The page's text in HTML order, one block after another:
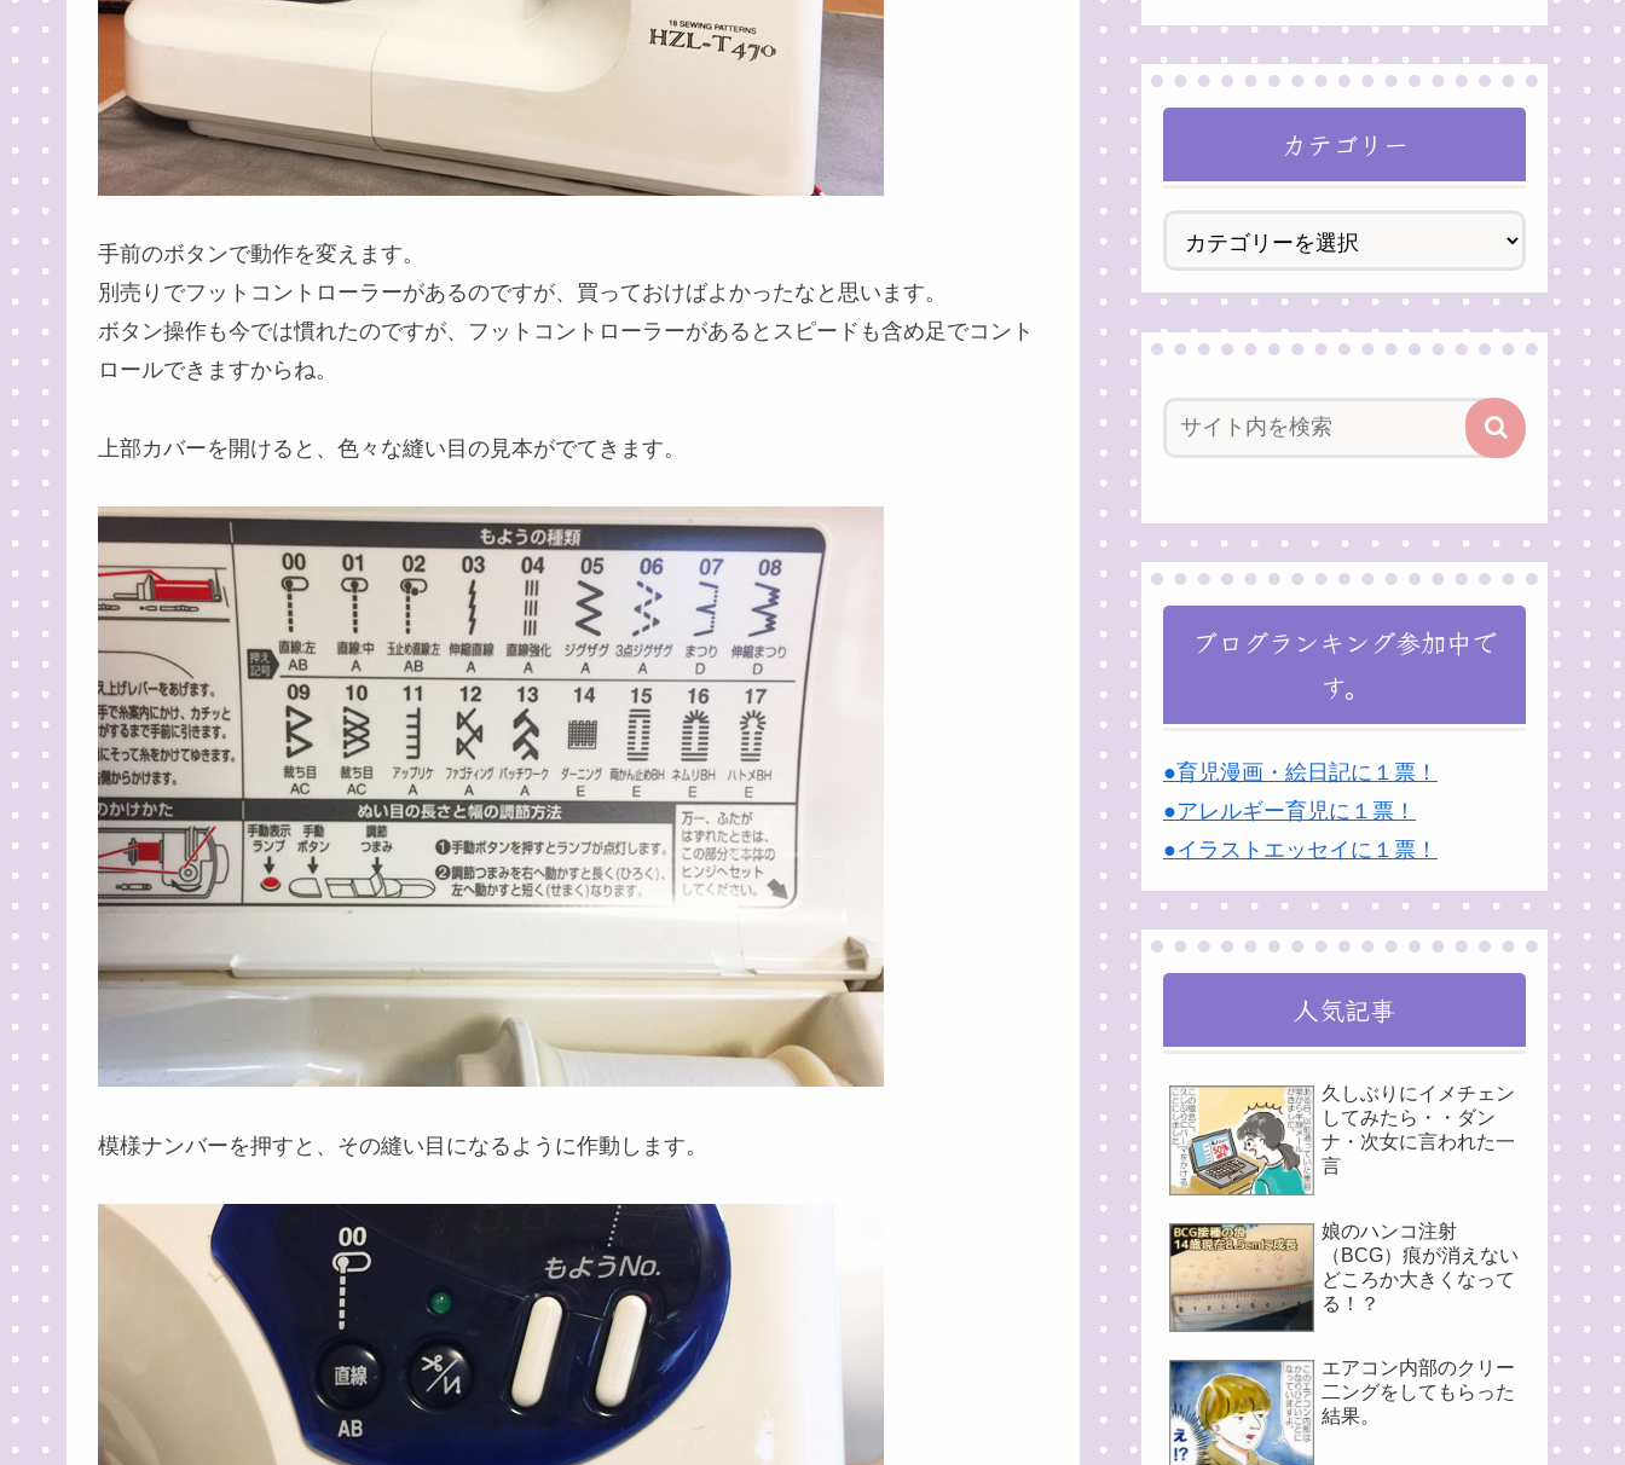
手前のボタンで動作を変えます。
別売りでフットコントローラーがあるのですが、買っておけばよかったなと思います。
ボタン操作も今では慣れたのですが、フットコントローラーがあるとスピードも含め足でコント
ロールできますからね。
上部カバーを開けると、色々な縫い目の見本がでてきます。
模様ナンバーを押すと、その縫い目になるように作動します。
カテゴリー
ブログランキング参加中で
す。
●育児漫画・絵日記に１票！
●アレルギー育児に１票！
●イラストエッセイに１票！
人気記事
久しぶりにイメチェン
してみたら・・ダン
ナ・次女に言われた一
言
娘のハンコ注射
（BCG）痕が消えない
どころか大きくなって
る！？
エアコン内部のクリー
二ングをしてもらった
結果。